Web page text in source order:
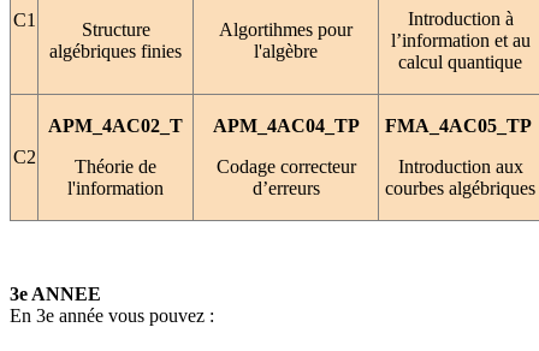
C1
Structure
algébriques finies
Algortihmes pour
l'algèbre
Introduction à
l’information et au
calcul quantique
C2
APM_4AC02_T
Théorie de
l'information
APM_4AC04_TP
Codage correcteur
d’erreurs
FMA_4AC05_TP
Introduction aux
courbes algébriques
3e ANNEE
En 3e année vous pouvez :